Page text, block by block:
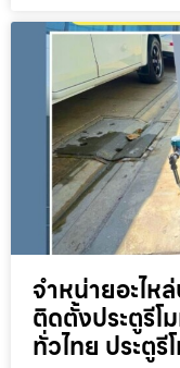
จำหน่ายอะไห
ติดตั้งประตูรีโ
ทั่วไทย ประตู